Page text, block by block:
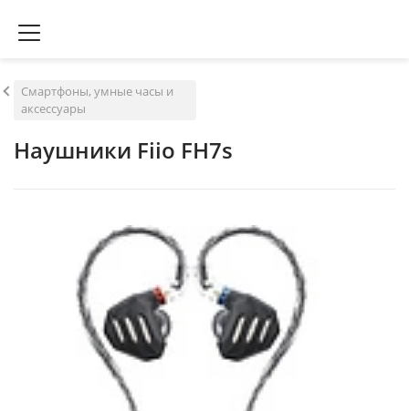
Смартфоны, умные часы и
аксессуары
Наушники Fiio FH7s